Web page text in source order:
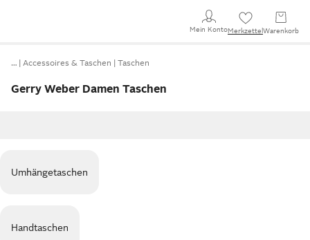
Mein KontoMerkzettel Warenkorb
… Accessoires & Taschen Taschen
Gerry Weber Damen Taschen
Umhängetaschen
Handtaschen